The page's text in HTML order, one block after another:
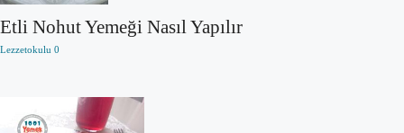
Etli Nohut Yemeği Nasıl Yapılır
Lezzetokulu 0